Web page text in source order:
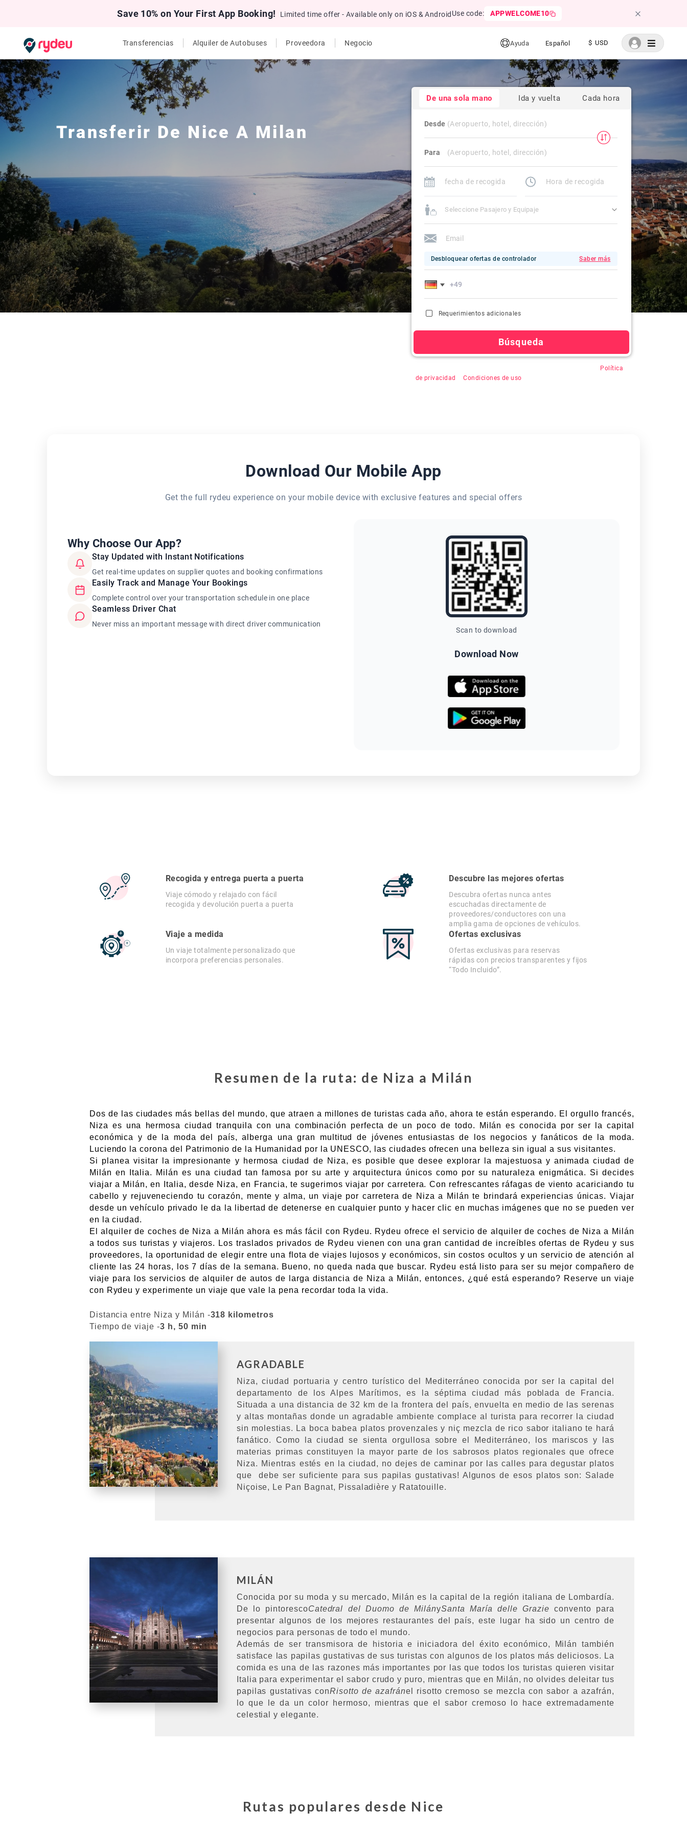
Save 10% on Your First App Booking! Limited time offer - Available only on iOS & Android Use code: APPWELCOME10
Transferencias Alquiler de Autobuses Proveedora Negocio Ayuda Español $ USD
Transferir De Nice A Milan
De una sola mano Ida y vuelta Cada hora
Desde
Para
Seleccione Pasajero y Equipaje
Desbloquear ofertas de controlador Saber más
Requerimientos adicionales
Búsqueda
Política
de privacidad
&Condiciones de uso
Download Our Mobile App
Get the full rydeu experience on your mobile device with exclusive features and special offers
Why Choose Our App?
Stay Updated with Instant Notifications
Get real-time updates on supplier quotes and booking confirmations
Easily Track and Manage Your Bookings
Complete control over your transportation schedule in one place
Seamless Driver Chat
Never miss an important message with direct driver communication
Scan to download
Download Now
Recogida y entrega puerta a puerta
Viaje cómodo y relajado con fácil
recogida y devolución puerta a puerta
Descubre las mejores ofertas
Descubra ofertas nunca antes
escuchadas directamente de
proveedores/conductores con una
amplia gama de opciones de vehículos.
Viaje a medida
Un viaje totalmente personalizado que
incorpora preferencias personales.
Ofertas exclusivas
Ofertas exclusivas para reservas
rápidas con precios transparentes y fijos
“Todo Incluido”.
Resumen de la ruta: de Niza a Milán
Dos de las ciudades más bellas del mundo, que atraen a millones de turistas cada año, ahora te están esperando. El orgullo francés,
Niza es una hermosa ciudad tranquila con una combinación perfecta de un poco de todo. Milán es conocida por ser la capital
económica y de la moda del país, alberga una gran multitud de jóvenes entusiastas de los negocios y fanáticos de la moda.
Luciendo la corona del Patrimonio de la Humanidad por la UNESCO, las ciudades ofrecen una belleza sin igual a sus visitantes.
Si planea visitar la impresionante y hermosa ciudad de Niza, es posible que desee explorar la majestuosa y animada ciudad de
Milán en Italia. Milán es una ciudad tan famosa por su arte y arquitectura únicos como por su naturaleza enigmática. Si decides
viajar a Milán, en Italia, desde Niza, en Francia, te sugerimos viajar por carretera. Con refrescantes ráfagas de viento acariciando tu
cabello y rejuveneciendo tu corazón, mente y alma, un viaje por carretera de Niza a Milán te brindará experiencias únicas. Viajar
desde un vehículo privado le da la libertad de detenerse en cualquier punto y hacer clic en muchas imágenes que no se pueden ver
en la ciudad.
El alquiler de coches de Niza a Milán ahora es más fácil con Rydeu. Rydeu ofrece el servicio de alquiler de coches de Niza a Milán
a todos sus turistas y viajeros. Los traslados privados de Rydeu vienen con una gran cantidad de increíbles ofertas de Rydeu y sus
proveedores, la oportunidad de elegir entre una flota de viajes lujosos y económicos, sin costos ocultos y un servicio de atención al
cliente las 24 horas, los 7 días de la semana. Bueno, no queda nada que buscar. Rydeu está listo para ser su mejor compañero de
viaje para los servicios de alquiler de autos de larga distancia de Niza a Milán, entonces, ¿qué está esperando? Reserve un viaje
con Rydeu y experimente un viaje que vale la pena recordar toda la vida.
Distancia entre Niza y Milán -318 kilometros
Tiempo de viaje -3 h, 50 min
AGRADABLE
Niza, ciudad portuaria y centro turístico del Mediterráneo conocida por ser la capital del
departamento de los Alpes Marítimos, es la séptima ciudad más poblada de Francia.
Situada a una distancia de 32 km de la frontera del país, envuelta en medio de las serenas
y altas montañas donde un agradable ambiente complace al turista para recorrer la ciudad
sin molestias. La boca babea platos provenzales y niç mezcla de rico sabor italiano te hará
fanático. Como la ciudad se sienta orgullosa sobre el Mediterráneo, los mariscos y las
materias primas constituyen la mayor parte de los sabrosos platos regionales que ofrece
Niza. Mientras estés en la ciudad, no dejes de caminar por las calles para degustar platos
que debe ser suficiente para sus papilas gustativas! Algunos de esos platos son: Salade
Niçoise, Le Pan Bagnat, Pissaladière y Ratatouille.
MILÁN
Conocida por su moda y su mercado, Milán es la capital de la región italiana de Lombardía.
De lo pintorescoCatedral del Duomo de MilánySanta María delle Grazie convento para
presentar algunos de los mejores restaurantes del país, este lugar ha sido un centro de
negocios para personas de todo el mundo.
Además de ser transmisora de historia e iniciadora del éxito económico, Milán también
satisface las papilas gustativas de sus turistas con algunos de los platos más deliciosos. La
comida es una de las razones más importantes por las que todos los turistas quieren visitar
Italia para experimentar el sabor crudo y puro, mientras que en Milán, no olvides deleitar tus
papilas gustativas conRisotto de azafránel risotto cremoso se mezcla con sabor a azafrán,
lo que le da un color hermoso, mientras que el sabor cremoso lo hace extremadamente
celestial y elegante.
Rutas populares desde Nice